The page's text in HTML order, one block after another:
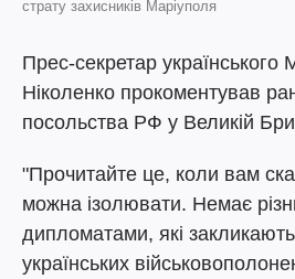
страту захисників Маріуполя
Прес-секретар
Ніколенко прокоментував
посольства РФ у Великій
"Прочитайте це, коли вам
можна ізолювати. Немає
дипломатами, які
українських